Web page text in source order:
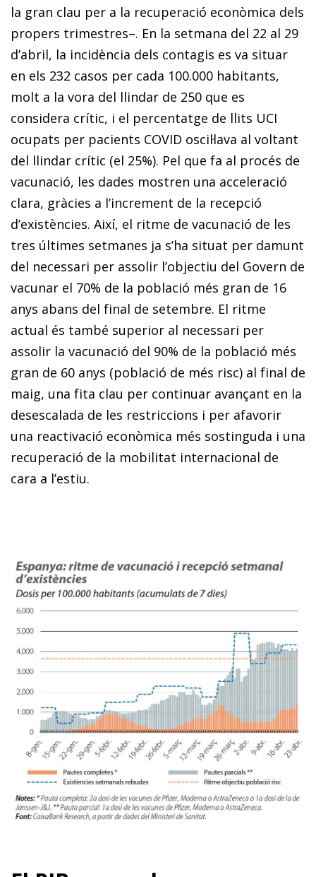
la gran clau per a la recuperació econòmica dels
propers trimestres–. En la setmana del 22 al 29
d’abril, la incidència dels contagis es va situar
en els 232 casos per cada 100.000 habitants,
molt a la vora del llindar de 250 que es
considera crític, i el percentatge de llits UCI
ocupats per pacients COVID oscil·lava al voltant
del llindar crític (el 25%). Pel que fa al procés de
vacunació, les dades mostren una acceleració
clara, gràcies a l’increment de la recepció
d’existències. Així, el ritme de vacunació de les
tres últimes setmanes ja s’ha situat per damunt
del necessari per assolir l’objectiu del Govern de
vacunar el 70% de la població més gran de 16
anys abans del final de se­­tembre. El ritme
actual és també superior al necessari per
assolir la vacunació del 90% de la població més
gran de 60 anys (població de més risc) al final de
maig, una fita clau per continuar avançant en la
desescalada de les restriccions i per afavorir
una reactivació econòmica més sostinguda i una
recuperació de la mobilitat internacional de
cara a l’estiu.